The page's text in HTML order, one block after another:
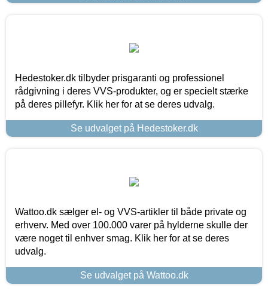
Hedestoker.dk tilbyder prisgaranti og professionel
rådgivning i deres VVS-produkter, og er specielt stærke
på deres pillefyr. Klik her for at se deres udvalg.
Se udvalget på Hedestoker.dk
Wattoo.dk sælger el- og VVS-artikler til både private og
erhverv. Med over 100.000 varer på hylderne skulle der
være noget til enhver smag. Klik her for at se deres
udvalg.
Se udvalget på Wattoo.dk